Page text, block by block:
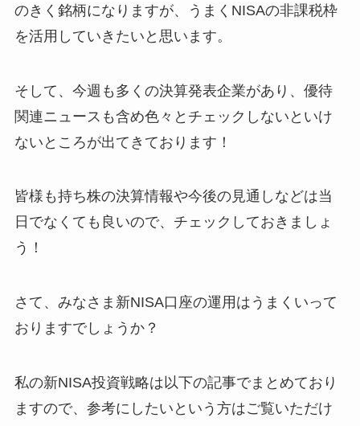
のきく銘柄になりますが、うまくNISAの非課税枠
を活用していきたいと思います。
そして、今週も多くの決算発表企業があり、優待
関連ニュースも含め色々とチェックしないといけ
ないところが出てきております！
皆様も持ち株の決算情報や今後の見通しなどは当
日でなくても良いので、チェックしておきましょ
う！
さて、みなさま新NISA口座の運用はうまくいって
おりますでしょうか？
私の新NISA投資戦略は以下の記事でまとめており
ますので、参考にしたいという方はご覧いただけ